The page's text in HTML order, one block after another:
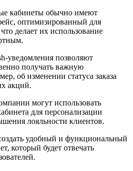
кабинеты обычно имеют
оптимизированный для
делает их использование
уведомления позволяют
получать важную
об изменении статуса заказа
акций.
могут использовать
для персонализации
лояльности клиентов.
удобный и функциональный
который будет отвечать